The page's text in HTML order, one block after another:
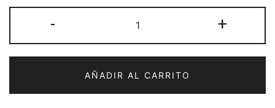
-
Aves
de
(II)
cantidad
+
AÑADIR AL CARRITO